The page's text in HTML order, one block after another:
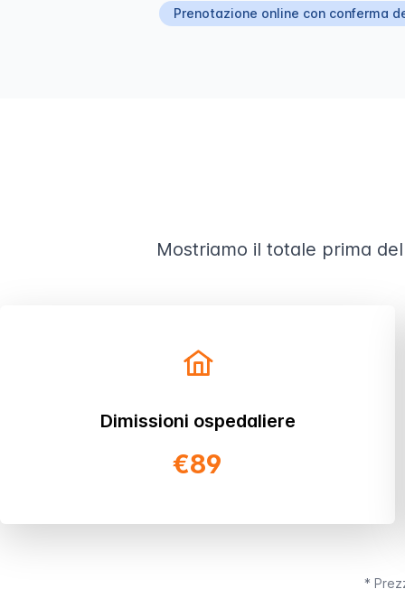
Prenotazione online con conferma
Mostriamo il totale prima
Dimissioni ospedaliere
€89
*